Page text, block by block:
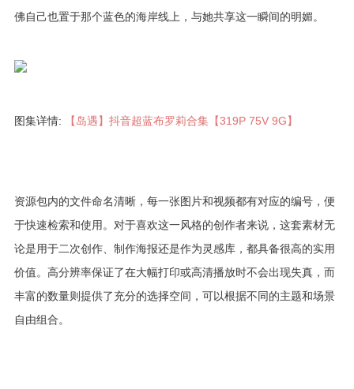
佛自己也置于那个蓝色的海岸线上，与她共享这一瞬间的明媚。
图集详情: 【岛遇】抖音超蓝布罗莉合集【319P 75V 9G】
资源包内的文件命名清晰，每一张图片和视频都有对应的编号，便
于快速检索和使用。对于喜欢这一风格的创作者来说，这套素材无
论是用于二次创作、制作海报还是作为灵感库，都具备很高的实用
价值。高分辨率保证了在大幅打印或高清播放时不会出现失真，而
丰富的数量则提供了充分的选择空间，可以根据不同的主题和场景
自由组合。